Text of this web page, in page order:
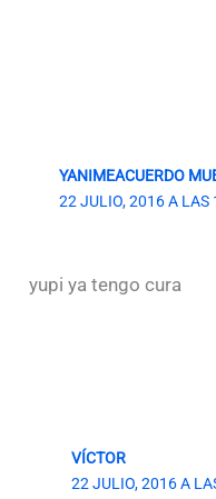
YANIMEACUERDO
22 JULIO, 2016 A LAS
yupi ya tengo cura
VÍCTOR
22 JULIO, 2016 A